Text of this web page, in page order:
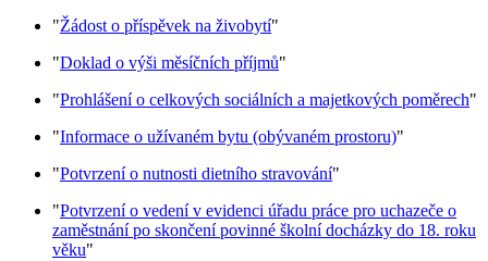
"Žádost o příspěvek na živobytí"
"Doklad o výši měsíčních příjmů"
"Prohlášení o celkových sociálních a majetkových poměrech"
"Informace o užívaném bytu (obývaném prostoru)"
"Potvrzení o nutnosti dietního stravování"
"Potvrzení o vedení v evidenci úřadu práce pro uchazeče o
zaměstnání po skončení povinné školní docházky do 18. roku
věku"